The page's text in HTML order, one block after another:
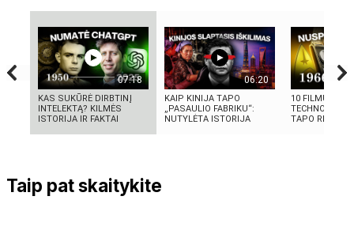
07:18
KAS SUKŪRĖ DIRBTINĮ
INTELEKTĄ? KILMĖS
ISTORIJA IR FAKTAI
06:20
KAIP KINIJA TAPO
„PASAULIO FABRIKU“:
NUTYLĖTA ISTORIJA
10 FILMUOSE
TAPO REALYBE
Taip pat skaitykite